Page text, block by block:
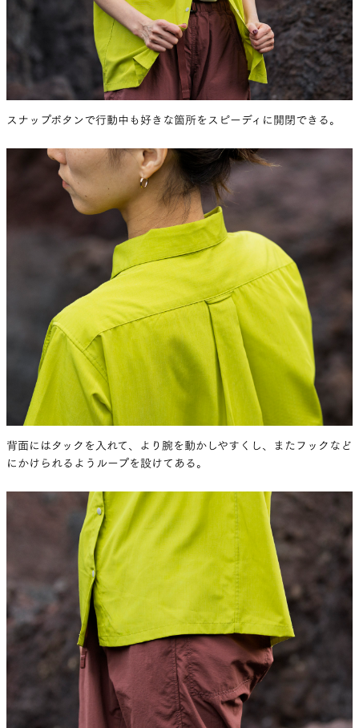
スナップボタンで行動中も好きな箇所をスピーディに開閉できる。
背面にはタックを入れて、より腕を動かしやすくし、またフックなど
にかけられるようループを設けてある。